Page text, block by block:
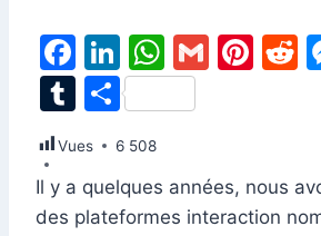
F
a
c
e
b
Li
n
k
e
dI
W
h
at
A
G
Pi
st
R
t
T
m
bl
P
ar
ta
g
Vues 6 508
Il y a quelques années, nous
des plateformes interaction